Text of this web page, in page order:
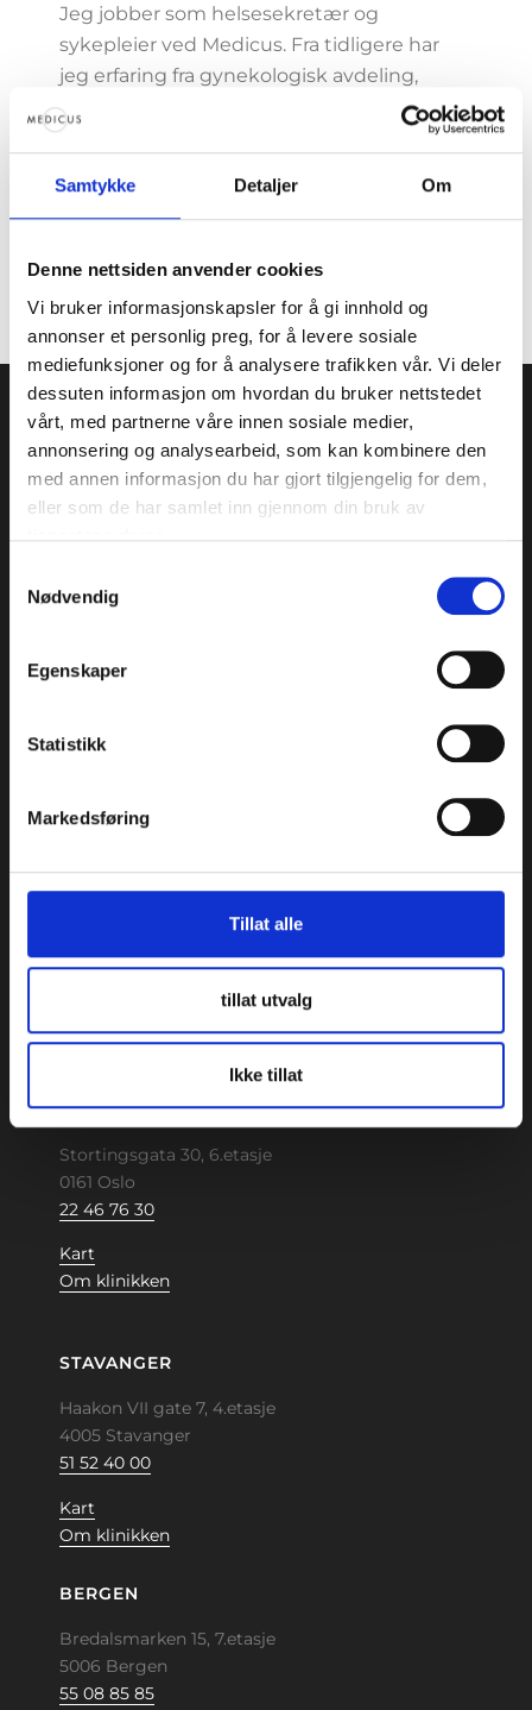
Samtykke Detaljer Om
Denne nettsiden anvender cookies
Vi bruker informasjonskapsler for å gi innhold og
annonser et personlig preg, for å levere sosiale
mediefunksjoner og for å analysere trafikken vår. Vi deler
dessuten informasjon om hvordan du bruker nettstedet
vårt, med partnerne våre innen sosiale medier,
annonsering og analysearbeid, som kan kombinere den
med annen informasjon du har gjort tilgjengelig for dem,
eller som de har samlet inn gjennom din bruk av
Nødvendig
Egenskaper
Statistikk
Markedsføring
Tillat alle
tillat utvalg
Ikke tillat
Jeg jobber som helsesekretær og
sykepleier ved Medicus. Fra tidligere har
jeg erfaring fra gynekologisk avdeling,
gynekologisk poliklinikk og legesenter.
Det viktigste for meg er at pasientene føler
seg sett, trygge og ivaretatt. Jeg er veldig
stolt av å få være en del av Medicus
OM MEDICUS
Vi er spesialister i gynekologi og assistert
Personvernerklæring
Aktsomhetsvurdering
TRONDHEIM
Beddingen 8, 4. etasje
Om klinikken
OSLO
Stortingsgata 30, 6.etasje
0161 Oslo
22 46 76 30
Kart
Om klinikken
STAVANGER
Haakon VII gate 7, 4.etasje
4005 Stavanger
51 52 40 00
Kart
Om klinikken
BERGEN
Bredalsmarken 15, 7.etasje
5006 Bergen
55 08 85 85